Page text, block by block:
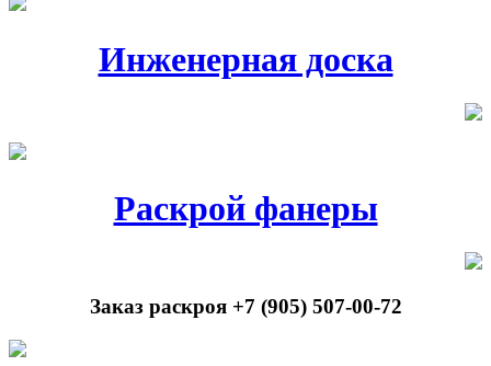
Инженерная доска
Раскрой фанеры
Заказ раскроя +7 (905) 507-00-72